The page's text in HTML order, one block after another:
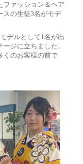
ファッション＆ヘア
スの生徒3名がモデ
デルとして1名が出
ジに立ちました。
くのお客様の前で